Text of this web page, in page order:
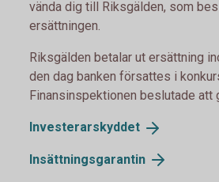
vända dig till Riksgälden, som
ersättningen.
Riksgälden betalar ut ersättning
den dag banken försattes i
Finansinspektionen beslutade att
Investerarskyddet
Insättningsgarantin